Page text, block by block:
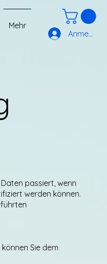
Mehr
Anmelden
passiert, wenn
werden können.
Sie dem